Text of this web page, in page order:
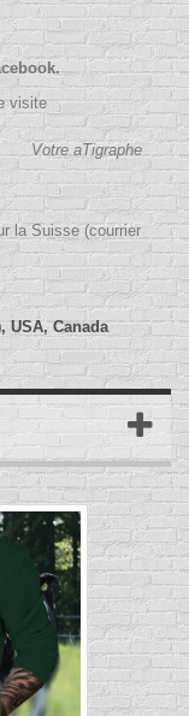
visite
Votre aTigraphe
la Suisse (courrier
USA, Canada